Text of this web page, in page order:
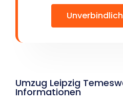
Umzug Leipzig
Informationen